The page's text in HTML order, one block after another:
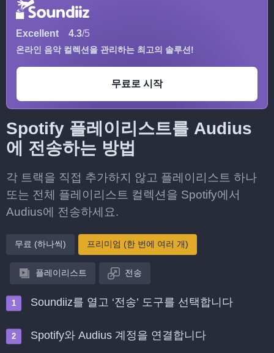
Excellent 4.3/5
온라인 음악 컬렉션을 관리하는 최고의 솔루션!
무료로 시작
Spotify 플레이리스트를 Audius
에 전송하는 방법
각 트랙을 직접 추가하지 않고 플레이리스트 하나
또는 전체 플레이리스트 컬렉션을 Spotify에서
Audius에 전송하세요.
무료 (하나씩) 프리미엄 (한 번에 여러 개)
플레이리스트 전송
Soundiiz를 열고 ‘전송’ 도구를 선택합니다
Spotify와 Audius 계정을 연결합니다